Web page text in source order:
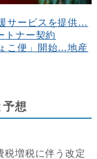
サービスを提供…
トナー契約
こ便」開始…地産
予想
増税に伴う改定